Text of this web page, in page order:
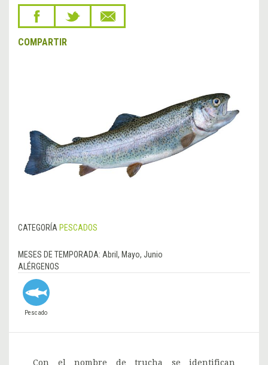
COMPARTIR
CATEGORÍA PESCADOS
MESES DE TEMPORADA: Abril, Mayo, Junio
ALÉRGENOS
Pescado
Con el nombre de trucha se identifican